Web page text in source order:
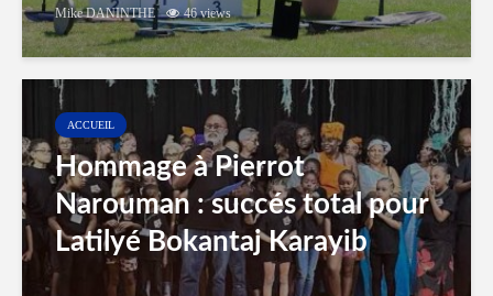
Mike DANINTHE 46 views
ACCUEIL
Hommage à Pierrot
Narouman : succés total pour
Latilyé Bokantaj Karayib